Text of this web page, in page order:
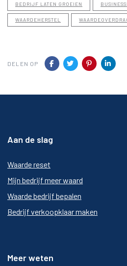
BEDRIJF LATEN GROEIEN
WAARDEHERSTEL
DELEN OP
Aan de slag
Waarde reset
Mijn bedrijf meer waard
Waarde bedrijf bepalen
Bedrijf verkoopklaar maken
Meer weten